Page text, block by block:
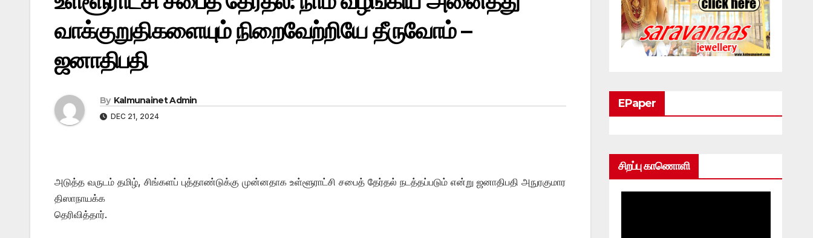
வாக்குறுதிகளையும் நிறைவேற்றியே தீருவோம் –
ஜனாதிபதி
By Kalmunainet Admin
DEC 21, 2024
அடுத்த வருடம் தமிழ், சிங்களப் புத்தாண்டுக்கு முன்னதாக உள்ளூராட்சி சபைத் தேர்தல் நடத்தப்படும் என்று ஜனாதிபதி அநுரகுமார
திஸாநாயக்க
தெரிவித்தார்.
EPaper
சிறப்பு காணொளி